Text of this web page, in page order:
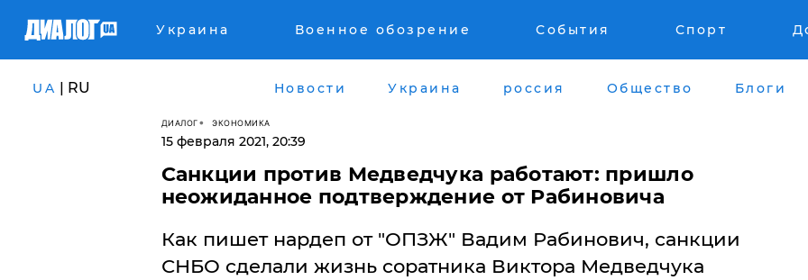
Украина Военное обозрение События Спорт
UA | RU Новости Украина россия Общество Блоги
ДИАЛОГ ЭКОНОМИКА
15 февраля 2021, 20:39
Санкции против Медведчука работают: пришло
неожиданное подтверждение от Рабиновича
Как пишет нардеп от "ОПЗЖ" Вадим Рабинович, санкции
СНБО сделали жизнь соратника Виктора Медведчука